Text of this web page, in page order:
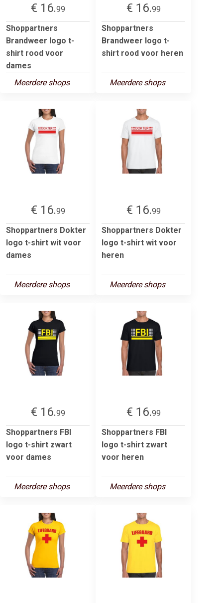
€ 16.99
Shoppartners
Brandweer logo t-
shirt rood voor
dames
Meerdere shops
€ 16.99
Shoppartners
Brandweer logo t-
shirt rood voor heren
Meerdere shops
€ 16.99
Shoppartners Dokter
logo t-shirt wit voor
dames
Meerdere shops
€ 16.99
Shoppartners Dokter
logo t-shirt wit voor
heren
Meerdere shops
€ 16.99
Shoppartners FBI
logo t-shirt zwart
voor dames
Meerdere shops
€ 16.99
Shoppartners FBI
logo t-shirt zwart
voor heren
Meerdere shops